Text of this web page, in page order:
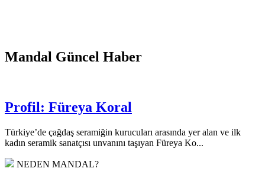
Mandal Güncel Haber
Profil: Füreya Koral
Türkiye’de çağdaş seramiğin kurucuları arasında yer alan ve ilk
kadın seramik sanatçısı unvanını taşıyan Füreya Ko...
NEDEN MANDAL?